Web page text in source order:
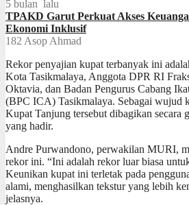
5 bulan lalu
TPAKD Garut Perkuat Akses
Ekonomi Inklusif
182 Asop Ahmad
Rekor penyajian kupat terbanyak ini
Kota Tasikmalaya, Anggota DPR RI
Oktavia, dan Badan Pengurus Cabang
(BPC ICA) Tasikmalaya. Sebagai wujud
Kupat Tanjung tersebut dibagikan secara
yang hadir.
Andre Purwandono, perwakilan MURI,
rekor ini. “Ini adalah rekor luar biasa
Keunikan kupat ini terletak pada
alami, menghasilkan tekstur yang lebih
jelasnya.